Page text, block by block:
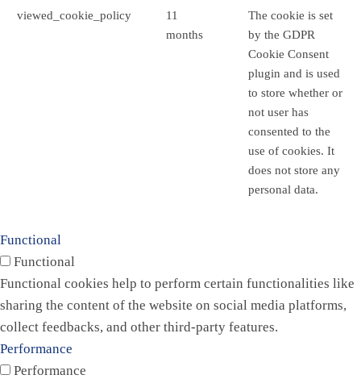
viewed_cookie_policy
11
months
The cookie is set
by the GDPR
Cookie Consent
plugin and is used
to store whether or
not user has
consented to the
use of cookies. It
does not store any
personal data.
Functional
Functional
Functional cookies help to perform certain functionalities like
sharing the content of the website on social media platforms,
collect feedbacks, and other third-party features.
Performance
Performance